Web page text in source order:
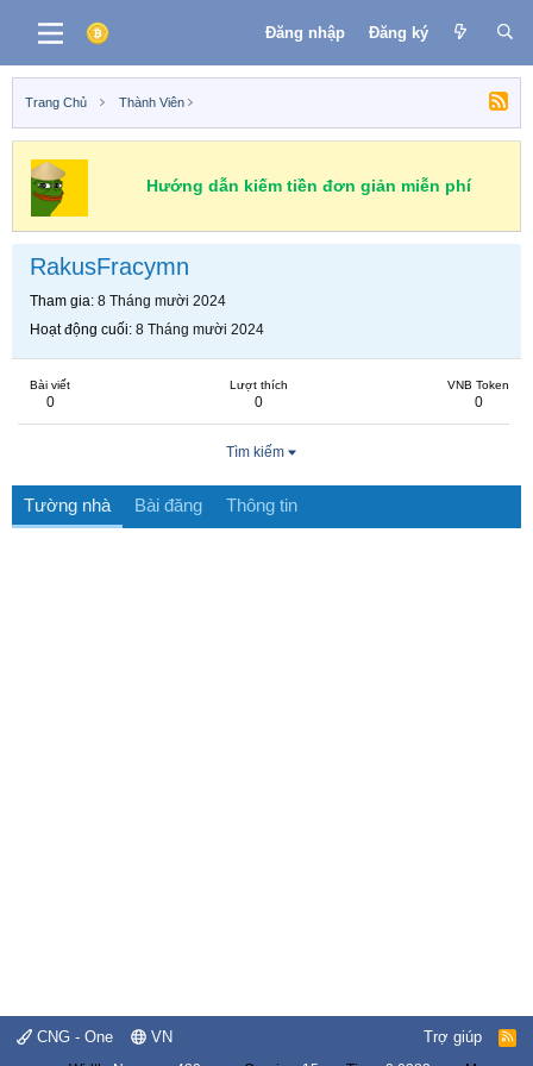
Đăng nhập Đăng ký
Trang Chủ Thành Viên
Hướng dẫn kiếm tiền đơn giản miễn phí
RakusFracymn
Tham gia 8 Tháng mười 2024
Hoạt động cuối 8 Tháng mười 2024
Bài viết
0
Lượt thích
0
VNB Token
0
Tìm kiếm
Tường nhà Bài đăng Thông tin
CNG - One VN Trợ giúp
R